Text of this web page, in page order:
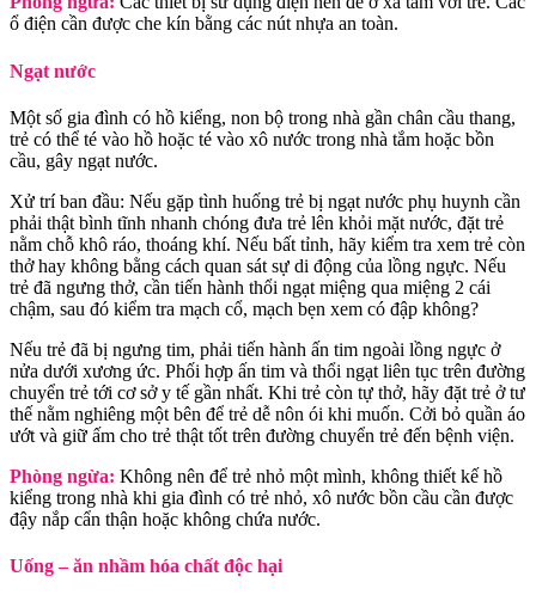
ổ điện cần được che kín bằng các nút nhựa an toàn.
Ngạt nước
Một số gia đình có hồ kiểng, non bộ trong nhà gần chân cầu thang,
trẻ có thể té vào hồ hoặc té vào xô nước trong nhà tắm hoặc bồn
cầu, gây ngạt nước.
Xử trí ban đầu: Nếu gặp tình huống trẻ bị ngạt nước phụ huynh cần
phải thật bình tĩnh nhanh chóng đưa trẻ lên khỏi mặt nước, đặt trẻ
nằm chỗ khô ráo, thoáng khí. Nếu bất tỉnh, hãy kiểm tra xem trẻ còn
thở hay không bằng cách quan sát sự di động của lồng ngực. Nếu
trẻ đã ngưng thở, cần tiến hành thổi ngạt miệng qua miệng 2 cái
chậm, sau đó kiểm tra mạch cổ, mạch bẹn xem có đập không?
Nếu trẻ đã bị ngưng tim, phải tiến hành ấn tim ngoài lồng ngực ở
nửa dưới xương ức. Phối hợp ấn tim và thổi ngạt liên tục trên đường
chuyển trẻ tới cơ sở y tế gần nhất. Khi trẻ còn tự thở, hãy đặt trẻ ở tư
thế nằm nghiêng một bên để trẻ dễ nôn ói khi muốn. Cởi bỏ quần áo
ướt và giữ ấm cho trẻ thật tốt trên đường chuyển trẻ đến bệnh viện.
Phòng ngừa: Không nên để trẻ nhỏ một mình, không thiết kế hồ
kiểng trong nhà khi gia đình có trẻ nhỏ, xô nước bồn cầu cần được
đậy nắp cẩn thận hoặc không chứa nước.
Uống – ăn nhầm hóa chất độc hại